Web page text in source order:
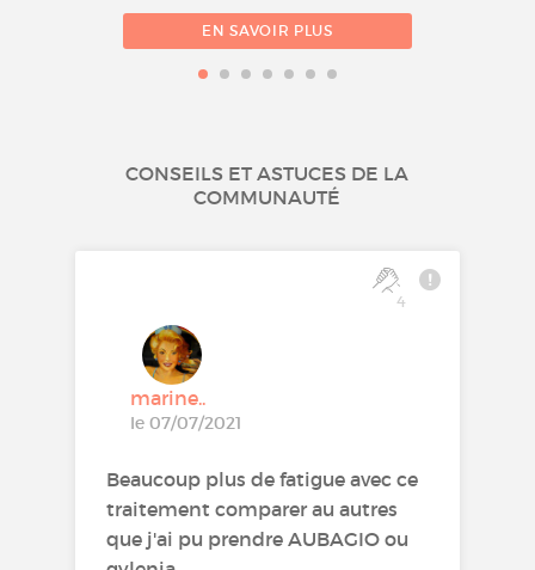
EN SAVOIR PLUS
CONSEILS ET ASTUCES DE LA
COMMUNAUTÉ
4
marine..
le 07/07/2021
Beaucoup plus de fatigue avec ce
traitement comparer au autres
que j'ai pu prendre AUBAGIO ou